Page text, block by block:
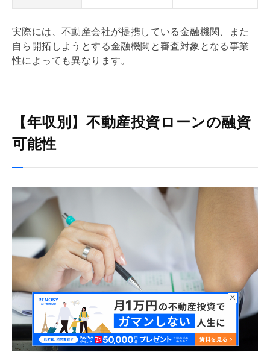
実際には、不動産会社が提携している金融機関、また
自ら開拓しようとする金融機関と審査対象となる事業
性によっても異なります。
【年収別】不動産投資ローンの融資
可能性